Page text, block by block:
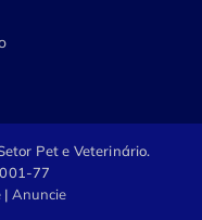
Pet e Veterinário.
77
| Anuncie